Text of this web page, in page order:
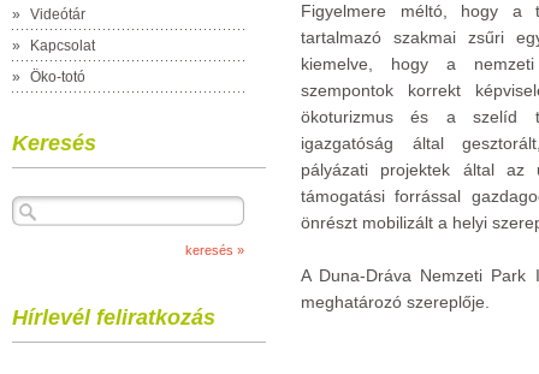
»
Videótár
»
Kapcsolat
»
Öko-totó
Keresés
Hírlevél feliratkozás
Figyelmere méltó, hogy a
tartalmazó szakmai zsűri
kiemelve, hogy a
szempontok korrekt
ökoturizmus és a szelíd
igazgatóság által
pályázati projektek által az
támogatási forrással
önrészt mobilizált a helyi
A Duna-Dráva Nemzeti Park
meghatározó szereplője.